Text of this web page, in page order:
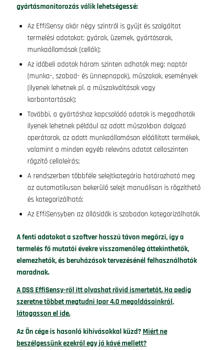
gyártásmonitorozás válik lehetségessé:
Az EffiSensy akár négy szintről is gyűjt és szolgáltat
termelési adatokat: gyárak, üzemek, gyártósorok,
munkaállomások (cellák);
Az időbeli adatok három szinten adhatók meg: naptár
(munka-, szabad- és ünnepnapok), műszakok, események
(ilyenek lehetnek pl. a műszakváltások vagy
karbantartások);
További, a gyártáshoz kapcsolódó adatok is megadhatók
ilyenek lehetnek például az adott műszakban dolgozó
operátorok, az adott munkaállomáson előállított termékek,
valamint a minden egyéb releváns adatot cellaszinten
rögzítő cellaleírás;
A rendszerben többféle selejtkategória határozható meg
az automatikusan bekerülő selejt manuálisan is rögzíthető
és kategorizálható;
Az EffiSensyben az állásidők is szabadon kategorizálhatók.
A fenti adatokat a szoftver hosszú távon megőrzi, így a
termelés fő mutatói évekre visszamenőleg áttekinthetők,
elemezhetők, és beruházások tervezésénél felhasználhatók
maradnak.
A DSS EffiSensy-ről itt olvashat rövid ismertetőt. Ha pedig
szeretne többet megtudni Ipar 4.0 megoldásainkról,
látogasson el ide.
Az Ön cége is hasonló kihívásokkal küzd? Miért ne
beszélgessünk ezekről egy jó kávé mellett?